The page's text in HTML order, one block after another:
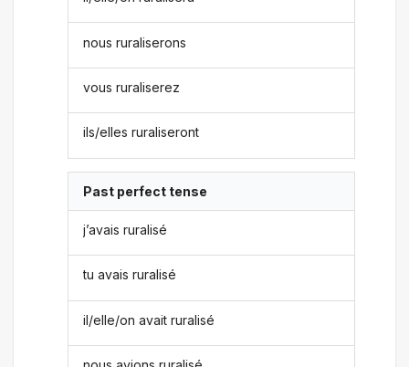
nous ruraliserons
vous ruraliserez
ils/elles ruraliseront
Past perfect tense
j’avais ruralisé
tu avais ruralisé
il/elle/on avait ruralisé